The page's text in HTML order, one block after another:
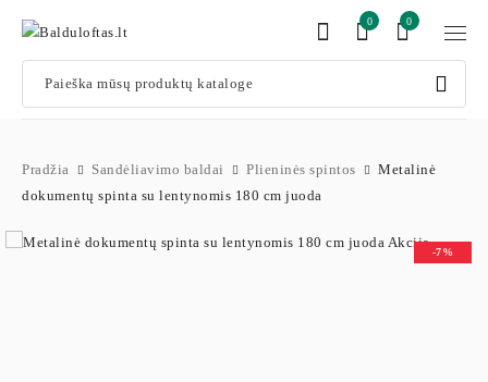
0
0
Pradžia Sandėliavimo baldai Plieninės spintos
Metalinė
dokumentų spinta su lentynomis 180 cm juoda
-7%